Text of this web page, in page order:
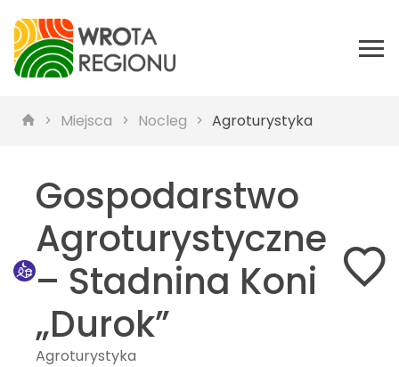
Miejsca Nocleg Agroturystyka
Gospodarstwo
Agroturystyczne
– Stadnina Koni
„Durok”
Agroturystyka